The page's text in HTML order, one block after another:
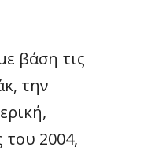
βάση τις
την
του 2004,